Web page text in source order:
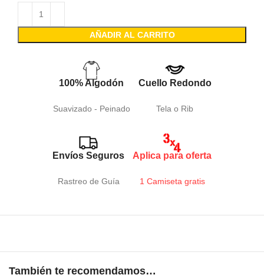
AÑADIR AL CARRITO
100% Algodón
Suavizado - Peinado
Cuello Redondo
Tela o Rib
Envíos Seguros
Rastreo de Guía
Aplica para oferta
1 Camiseta gratis
También te recomendamos…